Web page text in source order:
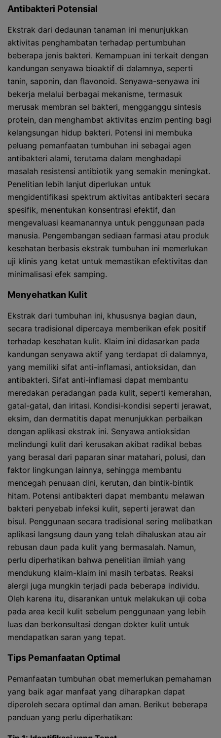
Antibakteri Potensial
Ekstrak dari dedaunan tanaman ini menunjukkan
aktivitas penghambatan terhadap pertumbuhan
beberapa jenis bakteri. Kemampuan ini terkait dengan
kandungan senyawa bioaktif di dalamnya, seperti
tanin, saponin, dan flavonoid. Senyawa-senyawa ini
bekerja melalui berbagai mekanisme, termasuk
merusak membran sel bakteri, mengganggu sintesis
protein, dan menghambat aktivitas enzim penting bagi
kelangsungan hidup bakteri. Potensi ini membuka
peluang pemanfaatan tumbuhan ini sebagai agen
antibakteri alami, terutama dalam menghadapi
masalah resistensi antibiotik yang semakin meningkat.
Penelitian lebih lanjut diperlukan untuk
mengidentifikasi spektrum aktivitas antibakteri secara
spesifik, menentukan konsentrasi efektif, dan
mengevaluasi keamanannya untuk penggunaan pada
manusia. Pengembangan sediaan farmasi atau produk
kesehatan berbasis ekstrak tumbuhan ini memerlukan
uji klinis yang ketat untuk memastikan efektivitas dan
minimalisasi efek samping.
Menyehatkan Kulit
Ekstrak dari tumbuhan ini, khususnya bagian daun,
secara tradisional dipercaya memberikan efek positif
terhadap kesehatan kulit. Klaim ini didasarkan pada
kandungan senyawa aktif yang terdapat di dalamnya,
yang memiliki sifat anti-inflamasi, antioksidan, dan
antibakteri. Sifat anti-inflamasi dapat membantu
meredakan peradangan pada kulit, seperti kemerahan,
gatal-gatal, dan iritasi. Kondisi-kondisi seperti jerawat,
eksim, dan dermatitis dapat menunjukkan perbaikan
dengan aplikasi ekstrak ini. Senyawa antioksidan
melindungi kulit dari kerusakan akibat radikal bebas
yang berasal dari paparan sinar matahari, polusi, dan
faktor lingkungan lainnya, sehingga membantu
mencegah penuaan dini, kerutan, dan bintik-bintik
hitam. Potensi antibakteri dapat membantu melawan
bakteri penyebab infeksi kulit, seperti jerawat dan
bisul. Penggunaan secara tradisional sering melibatkan
aplikasi langsung daun yang telah dihaluskan atau air
rebusan daun pada kulit yang bermasalah. Namun,
perlu diperhatikan bahwa penelitian ilmiah yang
mendukung klaim-klaim ini masih terbatas. Reaksi
alergi juga mungkin terjadi pada beberapa individu.
Oleh karena itu, disarankan untuk melakukan uji coba
pada area kecil kulit sebelum penggunaan yang lebih
luas dan berkonsultasi dengan dokter kulit untuk
mendapatkan saran yang tepat.
Tips Pemanfaatan Optimal
Pemanfaatan tumbuhan obat memerlukan pemahaman
yang baik agar manfaat yang diharapkan dapat
diperoleh secara optimal dan aman. Berikut beberapa
panduan yang perlu diperhatikan: